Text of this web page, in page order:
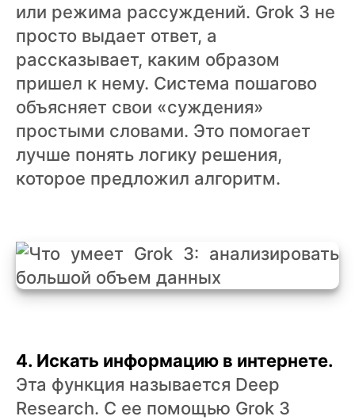
или режима рассуждений. Grok 3 не
просто выдает ответ, а
рассказывает, каким образом
пришел к нему. Система пошагово
объясняет свои «суждения»
простыми словами. Это помогает
лучше понять логику решения,
которое предложил алгоритм.
4. Искать информацию в интернете.
Эта функция называется Deep
Research. С ее помощью Grok 3